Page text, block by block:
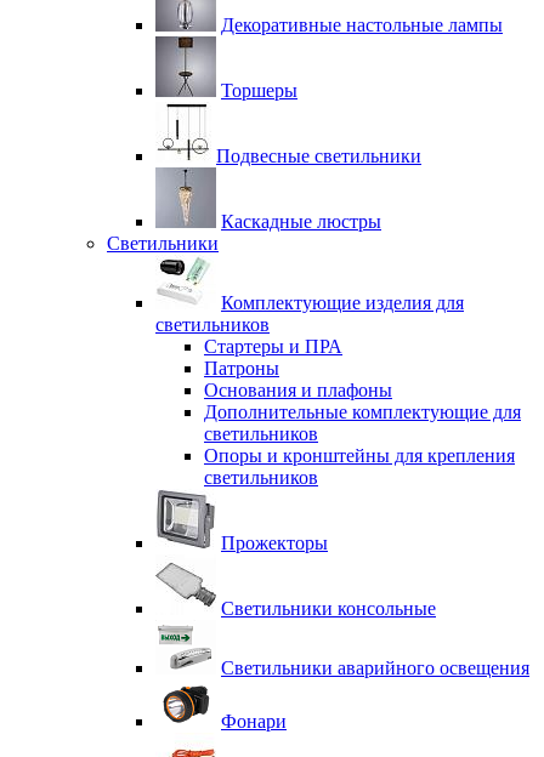
Декоративные настольные лампы
Торшеры
Подвесные светильники
Каскадные люстры
Светильники
Комплектующие изделия для
светильников
Стартеры и ПРА
Патроны
Основания и плафоны
Дополнительные комплектующие для
светильников
Опоры и кронштейны для крепления
светильников
Прожекторы
Светильники консольные
Светильники аварийного освещения
Фонари